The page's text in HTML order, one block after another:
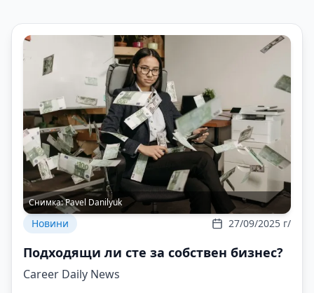
Снимка:Pavel Danilyuk
Новини 27/09/2025 г/
Подходящи ли сте за собствен бизнес?
Career Daily News